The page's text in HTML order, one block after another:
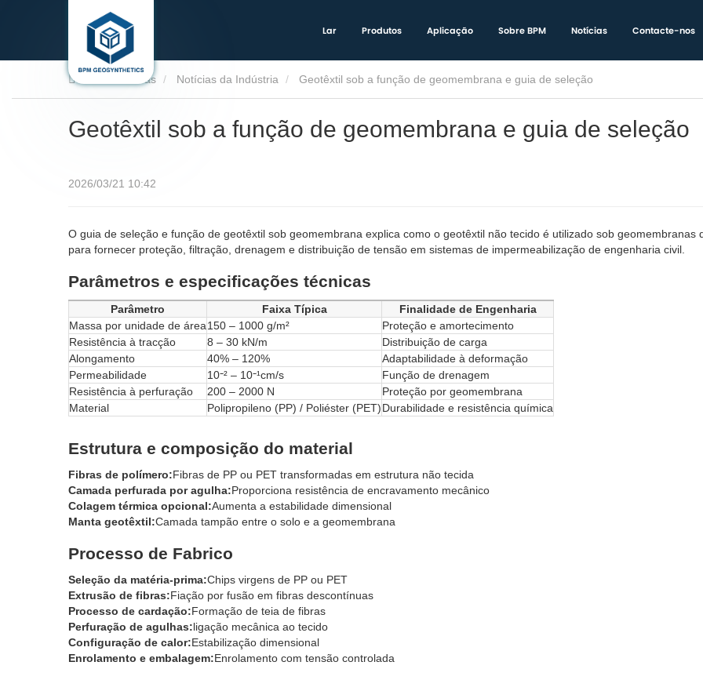
Lar Produtos Aplicação Sobre BPM Notícias Contacte-nos
Notícias Notícias da Indústria Geotêxtil sob a função de geomembrana e guia de seleção
Geotêxtil sob a função de geomembrana e guia de seleção
2026/03/21 10:42
O guia de seleção e função de geotêxtil sob geomembrana explica como o geotêxtil não tecido é utilizado sob geomembranas
para fornecer proteção, filtração, drenagem e distribuição de tensão em sistemas de impermeabilização de engenharia civil.
Parâmetros e especificações técnicas
Parâmetro Faixa Típica
Finalidade de Engenharia
Massa por unidade de área150 – 1000 g/m²
Proteção e amortecimento
Resistência à tracção
8 – 30 kN/m
Distribuição de carga
Alongamento
40% – 120%
Adaptabilidade à deformação
Permeabilidade
10⁻² – 10⁻¹cm/s
Função de drenagem
Resistência à perfuração
200 – 2000 N
Proteção por geomembrana
Material
Polipropileno (PP) / Poliéster (PET)Durabilidade e resistência química
Estrutura e composição do material
Fibras de polímero:Fibras de PP ou PET transformadas em estrutura não tecida
Camada perfurada por agulha:Proporciona resistência de encravamento mecânico
Colagem térmica opcional:Aumenta a estabilidade dimensional
Manta geotêxtil:Camada tampão entre o solo e a geomembrana
Processo de Fabrico
Seleção da matéria-prima:Chips virgens de PP ou PET
Extrusão de fibras:Fiação por fusão em fibras descontínuas
Processo de cardação:Formação de teia de fibras
Perfuração de agulhas:ligação mecânica ao tecido
Configuração de calor:Estabilização dimensional
Enrolamento e embalagem:Enrolamento com tensão controlada